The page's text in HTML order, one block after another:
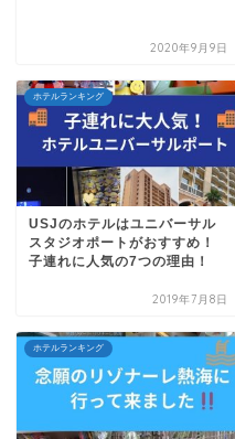
2020年9月9日
ホテルランキング
USJのホテルはユニバーサル
スタジオポートがおすすめ！
子連れに人気の7つの理由！
2019年7月8日
ホテルランキング